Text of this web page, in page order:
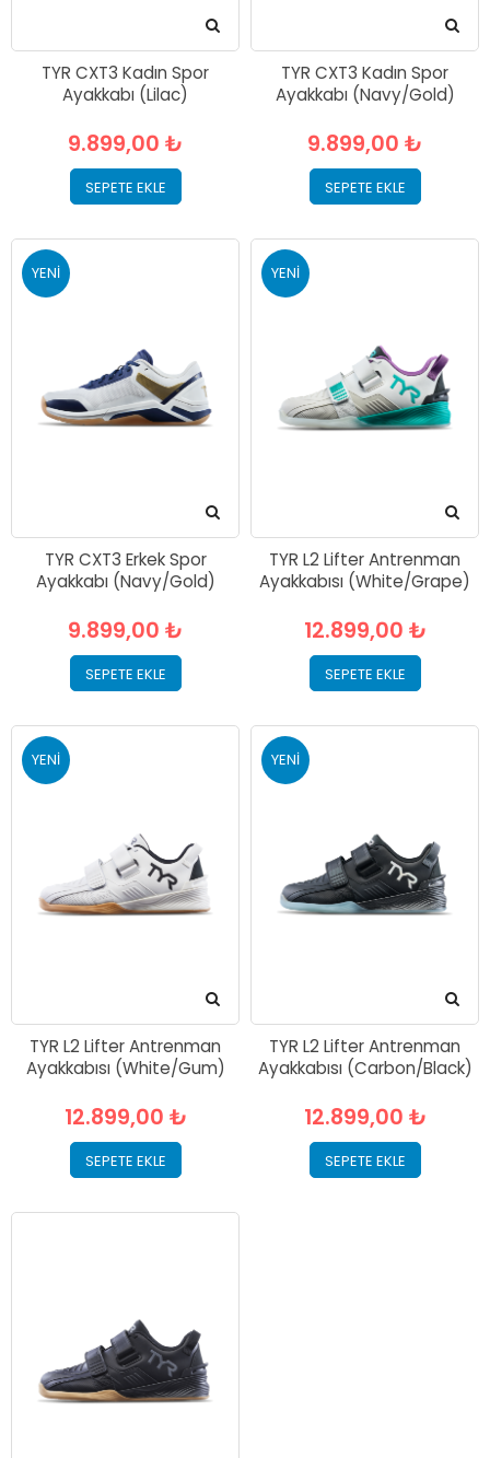
TYR CXT3 Kadın Spor
Ayakkabı (Lilac)
9.899,00 ₺
SEPETE EKLE
TYR CXT3 Kadın Spor
Ayakkabı (Navy/Gold)
9.899,00 ₺
SEPETE EKLE
YENI
TYR CXT3 Erkek Spor
Ayakkabı (Navy/Gold)
9.899,00 ₺
SEPETE EKLE
YENI
TYR L2 Lifter Antrenman
Ayakkabısı (White/Grape)
12.899,00 ₺
SEPETE EKLE
YENI
TYR L2 Lifter Antrenman
Ayakkabısı (White/Gum)
12.899,00 ₺
SEPETE EKLE
YENI
TYR L2 Lifter Antrenman
Ayakkabısı (Carbon/Black)
12.899,00 ₺
SEPETE EKLE